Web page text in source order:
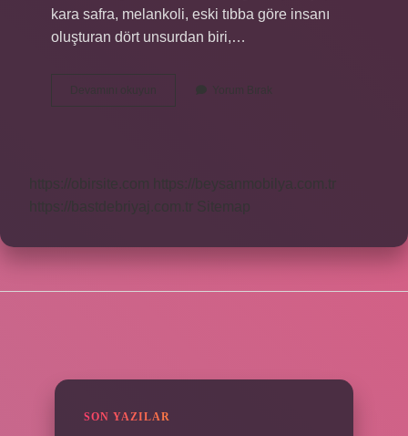
kara safra, melankoli, eski tıbba göre insanı
oluşturan dört unsurdan biri,…
Devamını okuyun
Manasi
Yorum Bırak
https://obirsite.com
https://beysanmobilya.com.tr
https://bastdebriyaj.com.tr Sitemap
SON YAZILAR